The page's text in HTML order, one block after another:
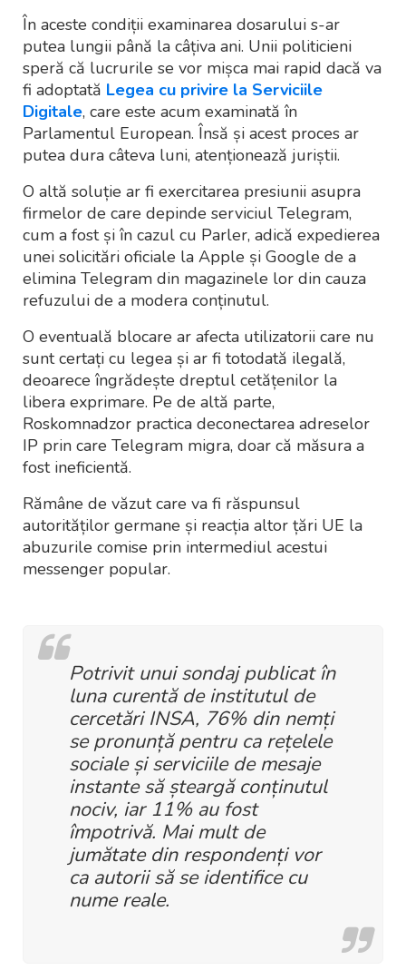
În aceste condiții examinarea dosarului s-ar
putea lungii până la câțiva ani. Unii politicieni
speră că lucrurile se vor mișca mai rapid dacă va
fi adoptată Legea cu privire la Serviciile
Digitale, care este acum examinată în
Parlamentul European. Însă și acest proces ar
putea dura câteva luni, atenționează juriștii.
O altă soluție ar fi exercitarea presiunii asupra
firmelor de care depinde serviciul Telegram,
cum a fost și în cazul cu Parler, adică expedierea
unei solicitări oficiale la Apple și Google de a
elimina Telegram din magazinele lor din cauza
refuzului de a modera conținutul.
O eventuală blocare ar afecta utilizatorii care nu
sunt certați cu legea și ar fi totodată ilegală,
deoarece îngrădește dreptul cetățenilor la
libera exprimare. Pe de altă parte,
Roskomnadzor practica deconectarea adreselor
IP prin care Telegram migra, doar că măsura a
fost ineficientă.
Rămâne de văzut care va fi răspunsul
autorităților germane și reacția altor țări UE la
abuzurile comise prin intermediul acestui
messenger popular.
Potrivit unui sondaj publicat în
luna curentă de institutul de
cercetări INSA, 76% din nemți
se pronunță pentru ca rețelele
sociale și serviciile de mesaje
instante să șteargă conținutul
nociv, iar 11% au fost
împotrivă. Mai mult de
jumătate din respondenți vor
ca autorii să se identifice cu
nume reale.